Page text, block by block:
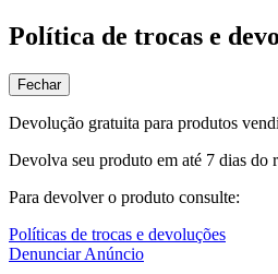
Política de trocas e
Fechar
Devolução gratuita para produtos
Devolva seu produto em até 7 dias do
Para devolver o produto consulte:
Políticas de trocas e devoluções
Denunciar Anúncio